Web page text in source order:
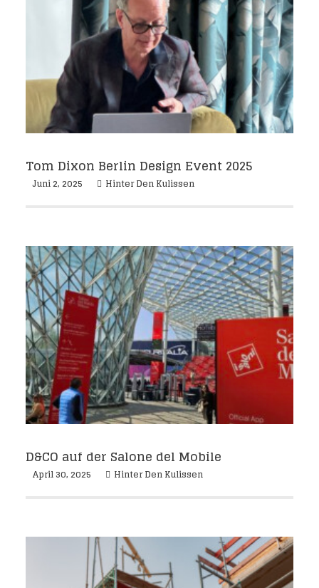
Tom Dixon Berlin Design Event 2025
Juni 2, 2025 Hinter Den Kulissen
D&CO auf der Salone del Mobile
April 30, 2025 Hinter Den Kulissen